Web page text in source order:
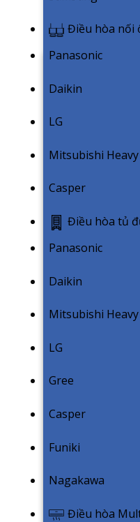
Điều hòa nối
Panasonic
Daikin
LG
Mitsubishi Heavy
Casper
Điều hòa tủ
Panasonic
Daikin
Mitsubishi Heavy
LG
Gree
Casper
Funiki
Nagakawa
Điều hòa
Điều hoà
Điều hòa
năng lượng
Khác với các
dụng của
hiện trong
chương trình
đảm bảo tiết
Theo kiểm
mức tiêu thụ